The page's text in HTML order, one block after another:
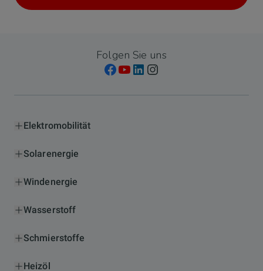
Folgen Sie uns
Elektromobilität
Solarenergie
Windenergie
Wasserstoff
Schmierstoffe
Heizöl